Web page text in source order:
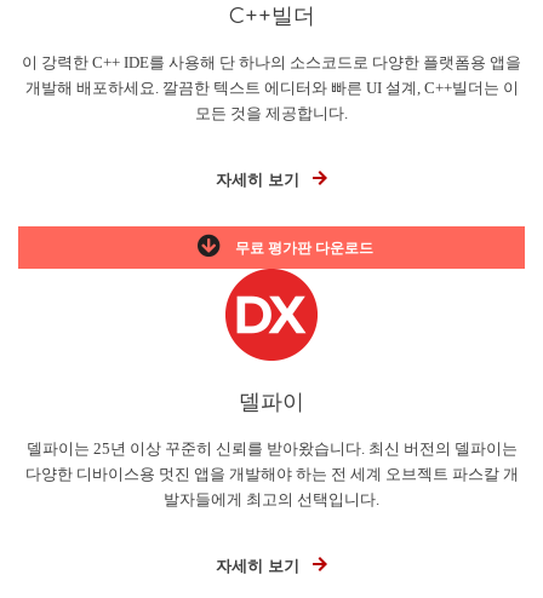
C++빌더
이 강력한 C++ IDE를 사용해 단 하나의 소스코드로 다양한 플랫폼용 앱을
개발해 배포하세요. 깔끔한 텍스트 에디터와 빠른 UI 설계, C++빌더는 이
모든 것을 제공합니다.
자세히 보기
무료 평가판 다운로드
델파이
델파이는 25년 이상 꾸준히 신뢰를 받아왔습니다. 최신 버전의 델파이는
다양한 디바이스용 멋진 앱을 개발해야 하는 전 세계 오브젝트 파스칼 개
발자들에게 최고의 선택입니다.
자세히 보기